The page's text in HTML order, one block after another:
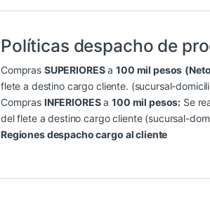
Políticas despacho de
Compras SUPERIORESa100 mil pesos
flete a destino cargo cliente. (sucursal-
Compras INFERIORESa100 mil pesos: Se
del flete a destino cargo cliente (sucursal-
Regiones despacho cargo al cliente